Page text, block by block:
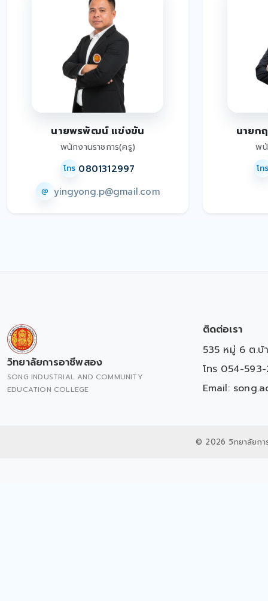
นายพรพัฒน์ แข่งขัน
พนักงานราชการ(ครู)
โทร 0801312997
@ yingyong.p@gmail.com
นายก
พนั
โท
วิทยาลัยการอาชีพสอง
SONG INDUSTRIAL AND COMMUNITY
EDUCATION COLLEGE
ติดต่อเรา
535 หมู่ 6 ต.บ้
โทร 054-
Email:
© 2026 วิทยาลัยก